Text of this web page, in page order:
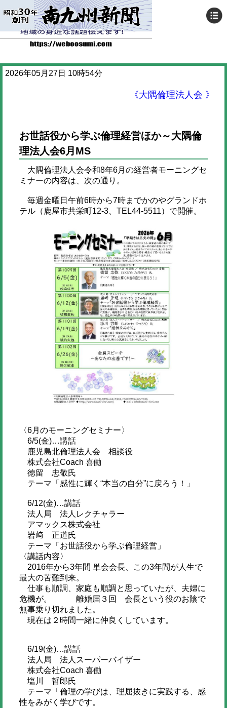
2026年05月27日 10時54分
《大隅倫理法人会 》
お世話役から学ぶ倫理経営ほか～大隅倫
理法人会6月MS
大隅倫理法人会令和8年6月の経営者モーニングセ
ミナーの内容は、次の通り。
毎週金曜日午前6時から7時までかのやグランドホ
テル（鹿屋市共栄町12-3、TEL44-5511）で開催。
〈6月のモーニングセミナー〉
6/5(金)…講話
鹿児島北倫理法人会 相談役
株式会社Coach 喜働
徳留 忠敬氏
テーマ「感性に輝く“本当の自分”に戻ろう！」
6/12(金)…講話
法人局 法人レクチャラー
アマックス株式会社
岩﨑 正道氏
テーマ「お世話役から学ぶ倫理経営」
〈講話内容〉
2016年から3年間 単会会長、この3年間が人生で
最大の苦難到来。
仕事も順調、家庭も順調と思っていたが、夫婦に
危機が。 離婚届３回 会長という役のお陰で
無事乗り切れました。
現在は２時間一緒に仲良くしています。
6/19(金)…講話
法人局 法人スーパーバイザー
株式会社Coach 喜働
塩川 哲郎氏
テーマ「倫理の学びは、理屈抜きに実践する、感
性をみがく学びです。